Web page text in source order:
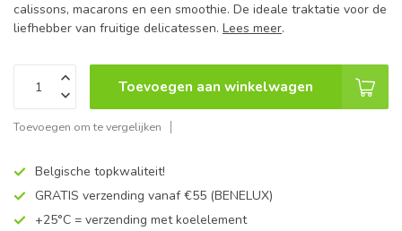
calissons, macarons en een smoothie. De ideale traktatie voor de
liefhebber van fruitige delicatessen. Lees meer.
Toevoegen aan winkelwagen
Toevoegen om te vergelijken
Belgische topkwaliteit!
GRATIS verzending vanaf €55 (BENELUX)
+25°C = verzending met koelelement